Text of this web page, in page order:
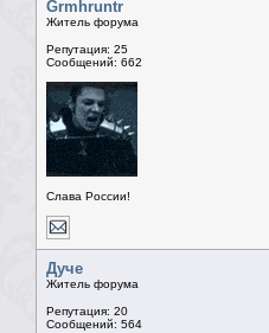
Grmhruntr
Житель форума
Репутация: 25
Сообщений: 662
Слава России!
Дуче
Житель форума
Репутация: 20
Сообщений: 564